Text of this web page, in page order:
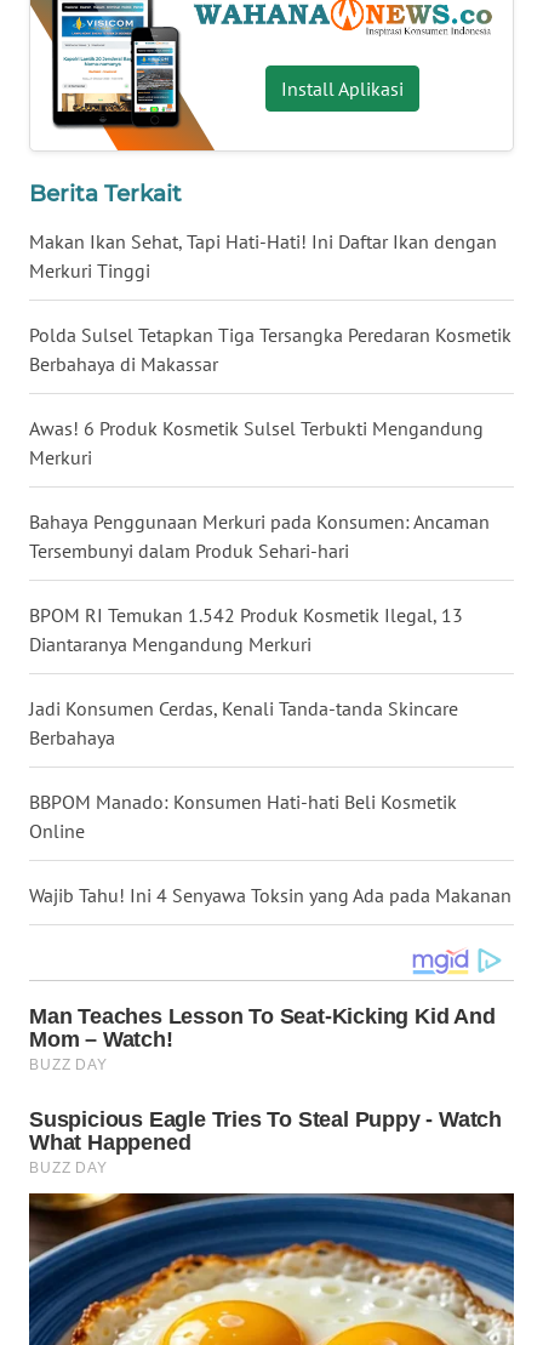
Install Aplikasi
Berita Terkait
Makan Ikan Sehat, Tapi Hati-Hati! Ini Daftar Ikan dengan
Merkuri Tinggi
Polda Sulsel Tetapkan Tiga Tersangka Peredaran Kosmetik
Berbahaya di Makassar
Awas! 6 Produk Kosmetik Sulsel Terbukti Mengandung
Merkuri
Bahaya Penggunaan Merkuri pada Konsumen: Ancaman
Tersembunyi dalam Produk Sehari-hari
BPOM RI Temukan 1.542 Produk Kosmetik Ilegal, 13
Diantaranya Mengandung Merkuri
Jadi Konsumen Cerdas, Kenali Tanda-tanda Skincare
Berbahaya
BBPOM Manado: Konsumen Hati-hati Beli Kosmetik
Online
Wajib Tahu! Ini 4 Senyawa Toksin yang Ada pada Makanan
PAPUA
WN
PAPUA
WN
RIAU
WN
SERAMBI
WN
WN
WN
SULBAR
WN
BABEL
WN
WN
SUMSEL
WN
BENGKULU
WN
LAMPUNG
WN
JATENG